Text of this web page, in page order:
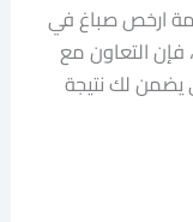
ارخص صباغ في
فإن التعاون مع
يضمن لك نتيجة